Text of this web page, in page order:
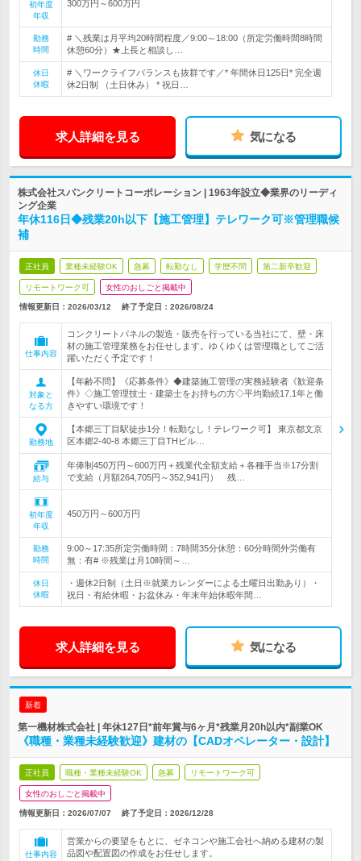
初年度
年収
300万円～600万円
勤務
時間
# ＼残業は月平均20時間程度／9:00～18:00（所定労働時間8時間
休憩60分）★上長と相談し…
休日
休暇
# ＼ワークライフバランスも抜群です／* 年間休日125日* 完全週
休2日制 （土日休み） * 祝日…
求人詳細を見る 気になる
株式会社スパンクリートコーポレーション | 1963年設立◆業界のリーディ
ング企業
年休116日◆残業20h以下【施工管理】テレワーク可※管理職候
補
正社員 業種未経験OK 急募 転勤なし 学歴不問 第二新卒歓迎
リモートワーク可 女性のおしごと掲載中
情報更新日：2026/03/12 終了予定日： 2026/08/24
仕事内容
コンクリートパネルの製造・販売を行っている当社にて、壁・床
材の施工管理業務をお任せします。ゆくゆくは管理職としてご活
躍いただく予定です！
対象と
なる方
【年齢不問】《応募条件》◆建築施工管理の実務経験者《歓迎条
件》◇施工管理技士・建築士をお持ちの方◇平均勤続17.1年と働
きやすい環境です！
勤務地
【本郷三丁目駅徒歩1分！転勤なし！テレワーク可】 東京都文京
区本郷2-40-8 本郷三丁目THビル…
給与
年俸制450万円～600万円＋残業代全額支給＋各種手当※17分割
で支給（月額264,705円～352,941円） 残…
初年度
年収
450万円～600万円
勤務
時間
9:00～17:35所定労働時間：7時間35分休憩：60分時間外労働有
無：有# ※残業は月10時間～…
休日
休暇
・週休2日制（土日※就業カレンダーによる土曜日出勤あり）・
祝日・有給休暇・お盆休み・年末年始休暇年間…
求人詳細を見る 気になる
新着
第一機材株式会社 | 年休127日*前年賞与6ヶ月*残業月20h以内*副業OK
《職種・業種未経験歓迎》建材の【CADオペレーター・設計】
正社員 職種・業種未経験OK 急募 リモートワーク可
女性のおしごと掲載中
情報更新日：2026/07/07 終了予定日： 2026/12/28
仕事内容
営業からの要望をもとに、ゼネコンや施工会社へ納める建材の製
品図や配置図の作成をお任せします。